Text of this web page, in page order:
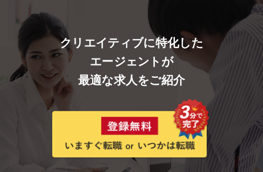
クリエイティブに特化した
エージェントが
最適な求人をご紹介